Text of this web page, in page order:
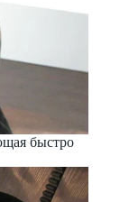
быстро